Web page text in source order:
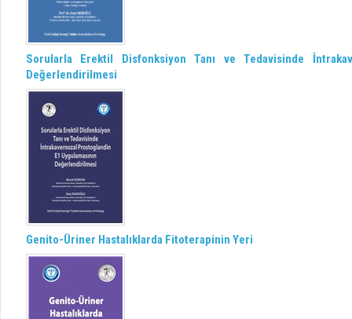
Sorularla Erektil Disfonksiyon Tanı ve Tedavisinde
Değerlendirilmesi
Genito-Üriner Hastalıklarda Fitoterapinin Yeri